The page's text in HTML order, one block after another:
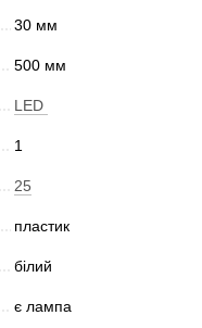
30 мм
500 мм
LED
1
25
пластик
білий
є лампа